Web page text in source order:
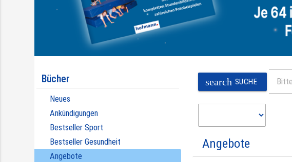
Bücher
Neues
Ankündigungen
Bestseller Sport
Bestseller Gesundheit
Angebote
search SUCHE
Angebote